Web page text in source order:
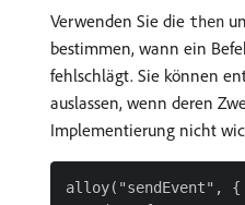
Verwenden Sie die then
bestimmen, wann ein
fehlschlägt. Sie können
auslassen, wenn deren
Implementierung nicht
alloy("sendEvent", {